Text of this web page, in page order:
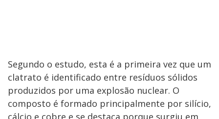
Segundo o estudo, esta é a primeira vez que um
clatrato é identificado entre resíduos sólidos
produzidos por uma explosão nuclear. O
composto é formado principalmente por silício,
cálcio e cobre e se destaca porque surgiu em